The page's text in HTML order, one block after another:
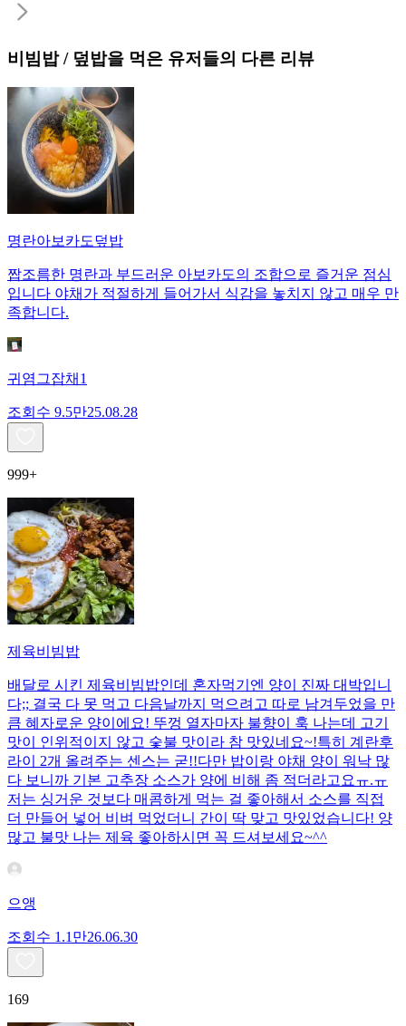
비빔밥 / 덮밥을 먹은 유저들의 다른 리뷰
명란아보카도덮밥
짭조름한 명란과 부드러운 아보카도의 조합으로 즐거운 점심
입니다 야채가 적절하게 들어가서 식감을 놓치지 않고 매우 만
족합니다.
귀염그잡채1
조회수 9.5만25.08.28
999+
제육비빔밥
배달로 시킨 제육비빔밥인데 혼자먹기엔 양이 진짜 대박입니
다;; 결국 다 못 먹고 다음날까지 먹으려고 따로 남겨두었을 만
큼 혜자로운 양이에요! 뚜껑 열자마자 불향이 훅 나는데 고기
맛이 인위적이지 않고 숯불 맛이라 참 맛있네요~!특히 계란후
라이 2개 올려주는 센스는 굳!! ​다만 밥이랑 야채 양이 워낙 많
다 보니까 기본 고추장 소스가 양에 비해 좀 적더라고요ㅠ.ㅠ
저는 싱거운 것보다 매콤하게 먹는 걸 좋아해서 소스를 직접
더 만들어 넣어 비벼 먹었더니 간이 딱 맞고 맛있었습니다! 양
많고 불맛 나는 제육 좋아하시면 꼭 드셔보세요~^^
으앵
조회수 1.1만26.06.30
169